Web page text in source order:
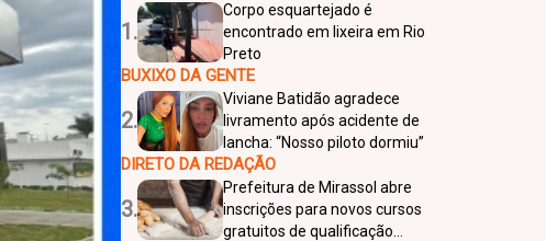
1.
Corpo esquartejado é
encontrado em lixeira em Rio
Preto
BUXIXO DA GENTE
2.
Viviane Batidão agradece
livramento após acidente de
lancha: “Nosso piloto dormiu”
DIRETO DA REDAÇÃO
3.
Prefeitura de Mirassol abre
inscrições para novos cursos
gratuitos de qualificação